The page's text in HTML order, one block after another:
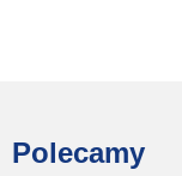
Polecamy